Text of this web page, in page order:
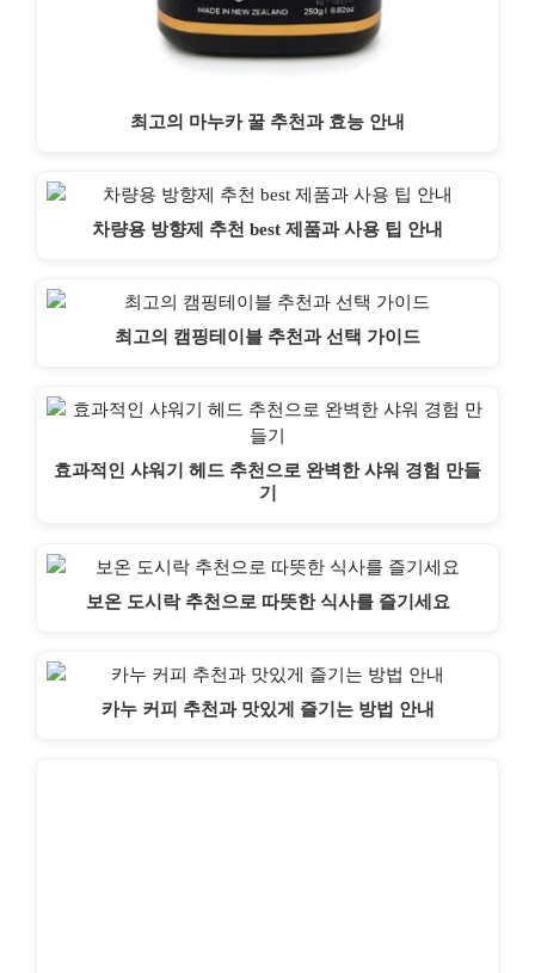
최고의 마누카 꿀 추천과 효능 안내
차량용 방향제 추천 best 제품과 사용 팁 안내
최고의 캠핑테이블 추천과 선택 가이드
효과적인 샤워기 헤드 추천으로 완벽한 샤워 경험 만들
기
보온 도시락 추천으로 따뜻한 식사를 즐기세요
카누 커피 추천과 맛있게 즐기는 방법 안내